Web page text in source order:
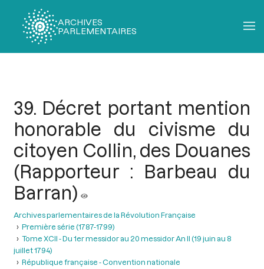
ARCHIVES
PARLEMENTAIRES
39. Décret portant mention
honorable du civisme du
citoyen Collin, des Douanes
(Rapporteur : Barbeau du
Barran)
Archives parlementaires de la Révolution Française
Première série (1787-1799)
Tome XCII - Du 1er messidor au 20 messidor An II (19 juin au 8
juillet 1794)
République française - Convention nationale